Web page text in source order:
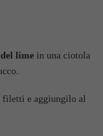
lime in una ciotola
filetti e aggiungilo al